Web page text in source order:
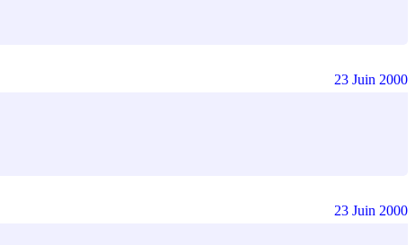
23 Juin 2000
23 Juin 2000